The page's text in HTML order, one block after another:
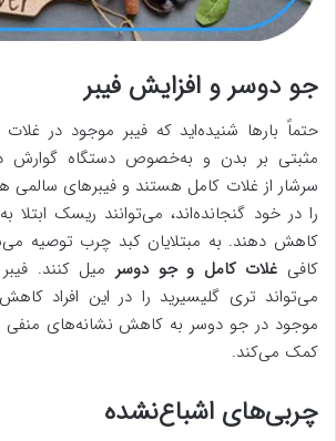
جو دوسر و افزایش فیبر
حتماً بارها شنیده‌اید که فیبر‌ موجود در
مثبتی بر بدن و به‌خصوص دستگاه گوارش
سرشار از غلات کامل هستند و فیبرهای سالمی
را در خود گنجانده‌اند، می‌توانند ریسک ابتلا
کاهش دهند. به مبتلایان کبد چرب توصیه
کافی غلات کامل و جو دوسر میل کنند.
می‌تواند تری گلیسیرید را در این افراد
موجود در جو دوسر به کاهش نشانه‌های منفی
کمک می‌کند.
چربی‌های اشباع‌نشده